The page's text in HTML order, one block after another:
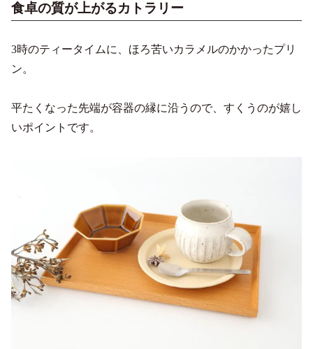
食卓の質が上がるカトラリー
3時のティータイムに、ほろ苦いカラメルのかかったプリ
ン。
平たくなった先端が容器の縁に沿うので、すくうのが嬉し
いポイントです。